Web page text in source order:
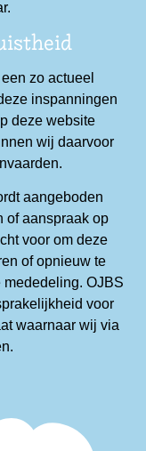
zo actueel
inspanningen
deze website
wij daarvoor
aangeboden
of aanspraak op
voor om deze
of opnieuw te
OJBS
voor
waarnaar wij via